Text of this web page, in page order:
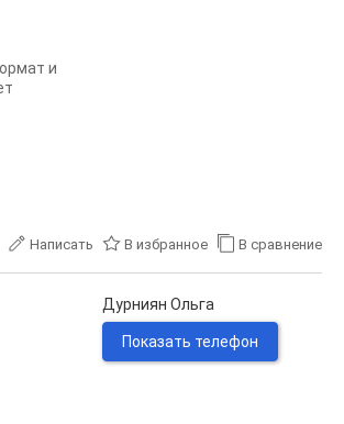
и
Написать В избранное В сравнение
Дурниян Ольга
Показать телефон